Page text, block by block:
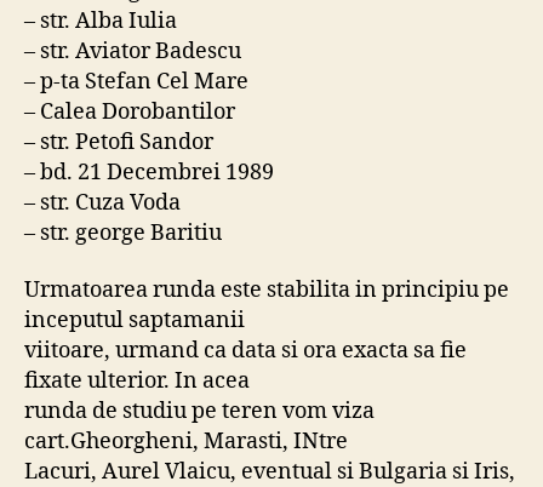
– str. Alba Iulia
– str. Aviator Badescu
– p-ta Stefan Cel Mare
– Calea Dorobantilor
– str. Petofi Sandor
– bd. 21 Decembrei 1989
– str. Cuza Voda
– str. george Baritiu
Urmatoarea runda este stabilita in principiu pe
inceputul saptamanii
viitoare, urmand ca data si ora exacta sa fie
fixate ulterior. In acea
runda de studiu pe teren vom viza
cart.Gheorgheni, Marasti, INtre
Lacuri, Aurel Vlaicu, eventual si Bulgaria si Iris,